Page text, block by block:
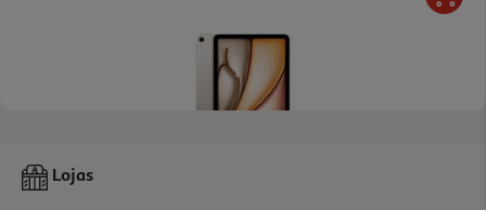
Apple Ipad Air 11"wifi 128gb Starlight
Lojas